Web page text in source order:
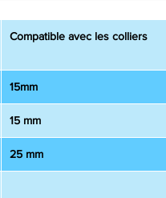
Compatible avec les colliers
15mm
15 mm
25 mm